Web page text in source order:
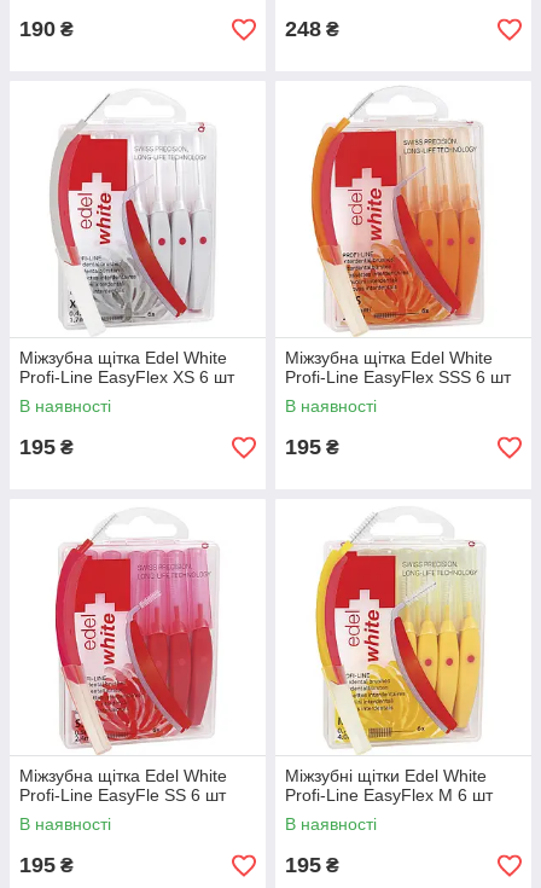
190 ₴ 248 ₴
Міжзубна щітка Edel White
Profi-Line EasyFlex XS 6 шт
В наявності
195 ₴
Міжзубна щітка Edel White
Profi-Line EasyFlex SSS 6 шт
В наявності
195 ₴
Міжзубна щітка Edel White
Profi-Line EasyFle SS 6 шт
В наявності
195 ₴
Міжзубні щітки Edel White
Profi-Line EasyFlex М 6 шт
В наявності
195 ₴